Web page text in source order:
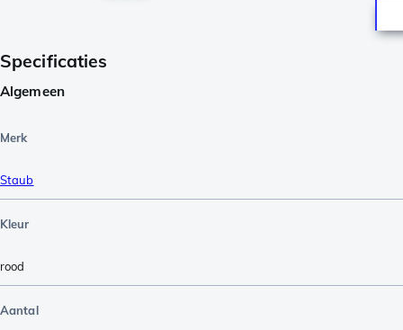
Specificaties
Algemeen
Merk
Staub
Kleur
rood
Aantal